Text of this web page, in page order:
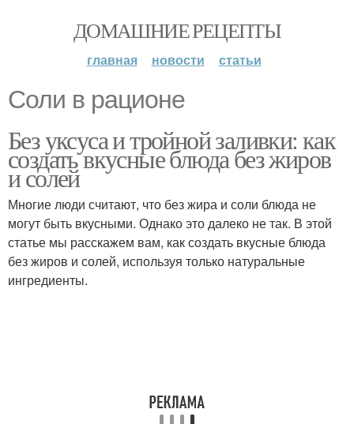
ДОМАШНИЕ РЕЦЕПТЫ
главная новости статьи
Соли в рационе
Без уксуса и тройной заливки: как
создать вкусные блюда без жиров
и солей
Многие люди считают, что без жира и соли блюда не
могут быть вкусными. Однако это далеко не так. В этой
статье мы расскажем вам, как создать вкусные блюда
без жиров и солей, используя только натуральные
ингредиенты.